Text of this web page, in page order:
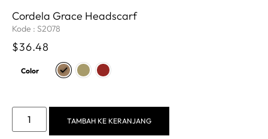
Cordela Grace Headscarf
Kode : S2078
$36.48
Color
TAMBAH KE KERANJANG